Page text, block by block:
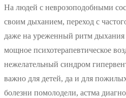
На людей с неврозоподобными
своим дыханием, переход с
даже на уреженный ритм дыхания
мощное психотерапевтическое
нежелательный синдром
важно для детей, да и для
болезни помолодели, астма